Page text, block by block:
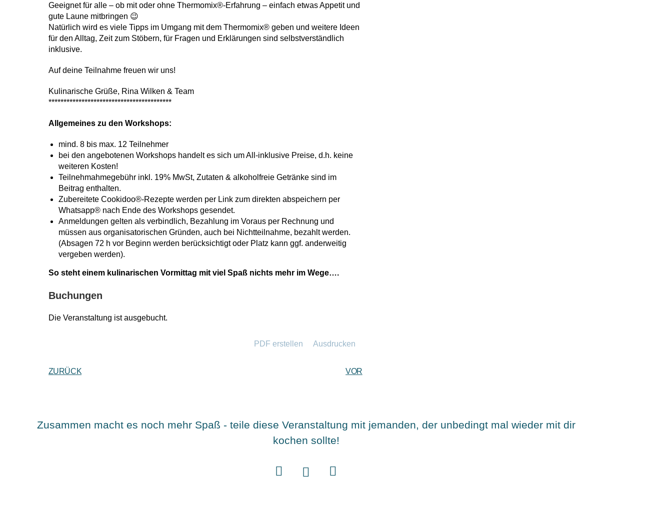
Geeignet für alle – ob mit oder ohne Thermomix®-Erfahrung – einfach etwas Appetit und
gute Laune mitbringen 😉
Natürlich wird es viele Tipps im Umgang mit dem Thermomix® geben und weitere Ideen
für den Alltag, Zeit zum Stöbern, für Fragen und Erklärungen sind selbstverständlich
inklusive.
Auf deine Teilnahme freuen wir uns!
Kulinarische Grüße, Rina Wilken & Team
*****************************************
Allgemeines zu den Workshops:
mind. 8 bis max. 12 Teilnehmer
bei den angebotenen Workshops handelt es sich um All-inklusive Preise, d.h. keine
weiteren Kosten!
Teilnehmahmegebühr inkl. 19% MwSt, Zutaten & alkoholfreie Getränke sind im
Beitrag enthalten.
Zubereitete Cookidoo®-Rezepte werden per Link zum direkten abspeichern per
Whatsapp® nach Ende des Workshops gesendet.
Anmeldungen gelten als verbindlich, Bezahlung im Voraus per Rechnung und
müssen aus organisatorischen Gründen, auch bei Nichtteilnahme, bezahlt werden.
(Absagen 72 h vor Beginn werden berücksichtigt oder Platz kann ggf. anderweitig
vergeben werden).
So steht einem kulinarischen Vormittag mit viel Spaß nichts mehr im Wege….
Buchungen
Die Veranstaltung ist ausgebucht.
PDF erstellen Ausdrucken
ZURÜCK VOR
Zusammen macht es noch mehr Spaß - teile diese Veranstaltung mit jemanden, der unbedingt mal wieder mit dir
kochen sollte!